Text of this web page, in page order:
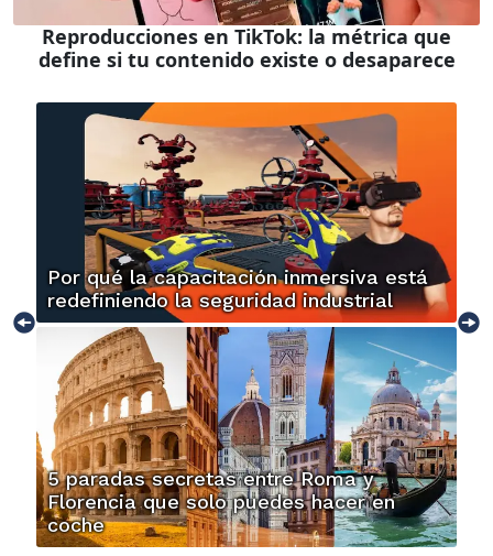
Reproducciones en TikTok: la métrica que
define si tu contenido existe o desaparece
Por qué la capacitación inmersiva está
redefiniendo la seguridad industrial
5 paradas secretas entre Roma y
Florencia que solo puedes hacer en
coche